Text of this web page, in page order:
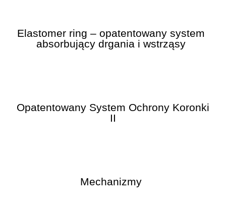
Elastomer ring – opatentowany system
absorbujący drgania i wstrząsy
Opatentowany System Ochrony Koronki
II
Mechanizmy